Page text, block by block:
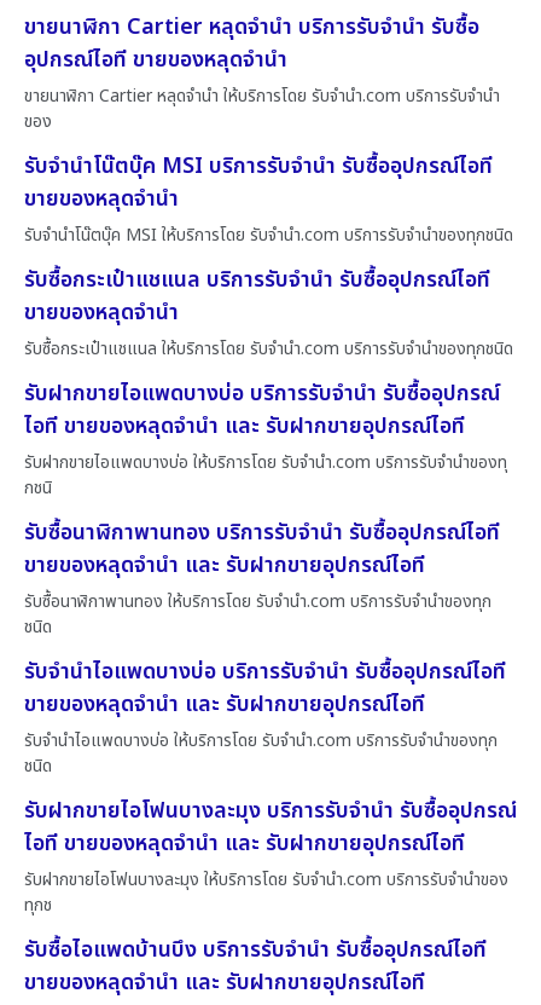
ขายนาฬิกา Cartier หลุดจำนำ บริการรับจำนำ รับซื้อ
อุปกรณ์ไอที ขายของหลุดจำนำ
ขายนาฬิกา Cartier หลุดจำนำ ให้บริการโดย รับจํานํา.com บริการรับจำนำ
ของ
รับจำนำโน๊ตบุ๊ค MSI บริการรับจำนำ รับซื้ออุปกรณ์ไอที
ขายของหลุดจำนำ
รับจำนำโน๊ตบุ๊ค MSI ให้บริการโดย รับจํานํา.com บริการรับจำนำของทุกชนิด
รับซื้อกระเป๋าแชแนล บริการรับจำนำ รับซื้ออุปกรณ์ไอที
ขายของหลุดจำนำ
รับซื้อกระเป๋าแชแนล ให้บริการโดย รับจํานํา.com บริการรับจำนำของทุกชนิด
รับฝากขายไอแพดบางบ่อ บริการรับจำนำ รับซื้ออุปกรณ์
ไอที ขายของหลุดจำนำ และ รับฝากขายอุปกรณ์ไอที
รับฝากขายไอแพดบางบ่อ ให้บริการโดย รับจํานํา.com บริการรับจำนำของทุ
กชนิ
รับซื้อนาฬิกาพานทอง บริการรับจำนำ รับซื้ออุปกรณ์ไอที
ขายของหลุดจำนำ และ รับฝากขายอุปกรณ์ไอที
รับซื้อนาฬิกาพานทอง ให้บริการโดย รับจํานํา.com บริการรับจำนำของทุก
ชนิด
รับจำนำไอแพดบางบ่อ บริการรับจำนำ รับซื้ออุปกรณ์ไอที
ขายของหลุดจำนำ และ รับฝากขายอุปกรณ์ไอที
รับจำนำไอแพดบางบ่อ ให้บริการโดย รับจํานํา.com บริการรับจำนำของทุก
ชนิด
รับฝากขายไอโฟนบางละมุง บริการรับจำนำ รับซื้ออุปกรณ์
ไอที ขายของหลุดจำนำ และ รับฝากขายอุปกรณ์ไอที
รับฝากขายไอโฟนบางละมุง ให้บริการโดย รับจํานํา.com บริการรับจำนำของ
ทุกช
รับซื้อไอแพดบ้านบึง บริการรับจำนำ รับซื้ออุปกรณ์ไอที
ขายของหลุดจำนำ และ รับฝากขายอุปกรณ์ไอที